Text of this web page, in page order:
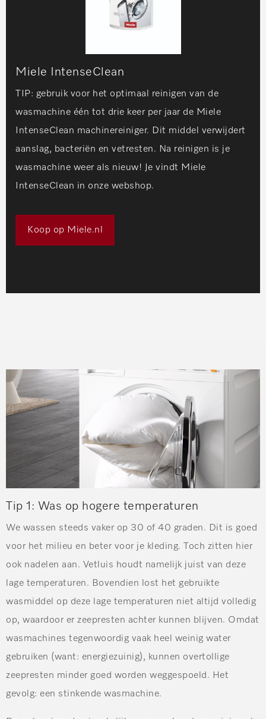
Miele IntenseClean
TIP: gebruik voor het optimaal reinigen van de
wasmachine één tot drie keer per jaar de Miele
IntenseClean machinereiniger. Dit middel verwijdert
aanslag, bacteriën en vetresten. Na reinigen is je
wasmachine weer als nieuw! Je vindt Miele
IntenseClean in onze webshop.
Koop op Miele.nl
Tip 1: Was op hogere temperaturen
We wassen steeds vaker op 30 of 40 graden. Dit is goed
voor het milieu en beter voor je kleding. Toch zitten hier
ook nadelen aan. Vetluis houdt namelijk juist van deze
lage temperaturen. Bovendien lost het gebruikte
wasmiddel op deze lage temperaturen niet altijd volledig
op, waardoor er zeepresten achter kunnen blijven. Omdat
wasmachines tegenwoordig vaak heel weinig water
gebruiken (want: energiezuinig), kunnen overtollige
zeepresten minder goed worden weggespoeld. Het
gevolg: een stinkende wasmachine.